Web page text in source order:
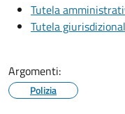
Tutela
Tutela
Argomenti:
Polizia